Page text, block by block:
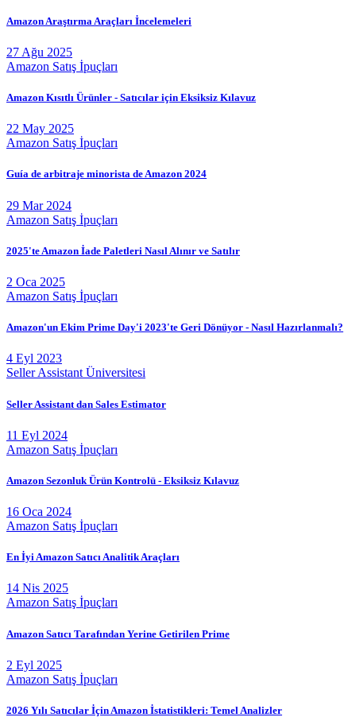
Amazon Araştırma Araçları İncelemeleri
27 Ağu 2025
Amazon Satış İpuçları
Amazon Kısıtlı Ürünler - Satıcılar için Eksiksiz Kılavuz
22 May 2025
Amazon Satış İpuçları
Guía de arbitraje minorista de Amazon 2024
29 Mar 2024
Amazon Satış İpuçları
2025'te Amazon İade Paletleri Nasıl Alınır ve Satılır
2 Oca 2025
Amazon Satış İpuçları
Amazon'un Ekim Prime Day'i 2023'te Geri Dönüyor - Nasıl Hazırlanmalı?
4 Eyl 2023
Seller Assistant Üniversitesi
Seller Assistant dan Sales Estimator
11 Eyl 2024
Amazon Satış İpuçları
Amazon Sezonluk Ürün Kontrolü - Eksiksiz Kılavuz
16 Oca 2024
Amazon Satış İpuçları
En İyi Amazon Satıcı Analitik Araçları
14 Nis 2025
Amazon Satış İpuçları
Amazon Satıcı Tarafından Yerine Getirilen Prime
2 Eyl 2025
Amazon Satış İpuçları
2026 Yılı Satıcılar İçin Amazon İstatistikleri: Temel Analizler